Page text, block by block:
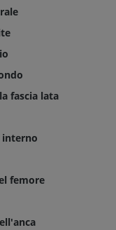
fascia lata
femore